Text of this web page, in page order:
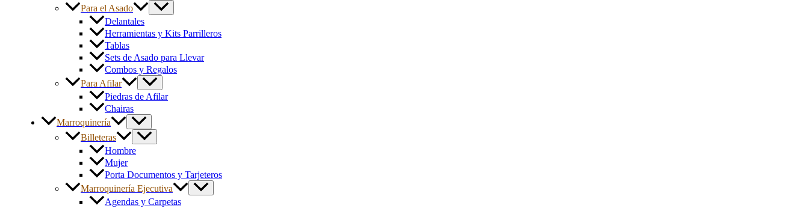
Para el Asado
Delantales
Herramientas y Kits Parrilleros
Tablas
Sets de Asado para Llevar
Combos y Regalos
Para Afilar
Piedras de Afilar
Chairas
Marroquinería
Billeteras
Hombre
Mujer
Porta Documentos y Tarjeteros
Marroquinería Ejecutiva
Agendas y Carpetas